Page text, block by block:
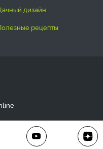
дачный дизайн
полезные рецепты
только с